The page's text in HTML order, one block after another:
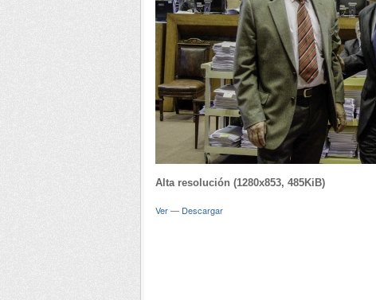
Alta resolución (1280x853, 485KiB)
Ver— Descargar